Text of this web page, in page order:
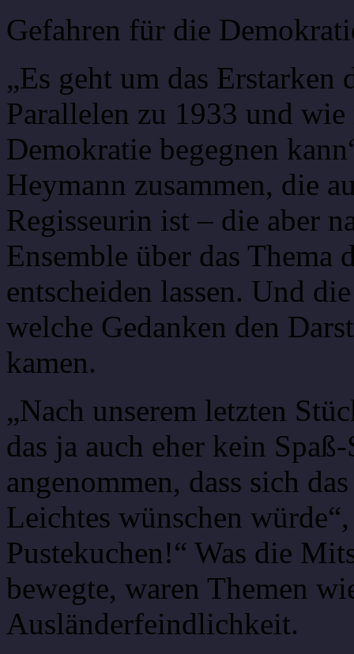
Gefahren für die
„Es geht um das Erstarken
Parallelen zu 1933 und
Demokratie begegnen
Heymann zusammen, die
Regisseurin ist – die aber
Ensemble über das Thema
entscheiden lassen. Und
welche Gedanken den
kamen.
„Nach unserem letzten
das ja auch eher kein
angenommen, dass sich
Leichtes wünschen
Pustekuchen!“ Was die
bewegte, waren Themen
Ausländerfeindlichkeit.